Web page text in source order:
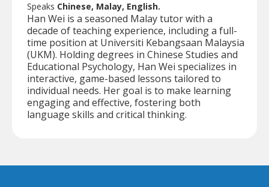
Speaks Chinese, Malay, English.
Han Wei is a seasoned Malay tutor with a
decade of teaching experience, including a full-
time position at Universiti Kebangsaan Malaysia
(UKM). Holding degrees in Chinese Studies and
Educational Psychology, Han Wei specializes in
interactive, game-based lessons tailored to
individual needs. Her goal is to make learning
engaging and effective, fostering both
language skills and critical thinking.